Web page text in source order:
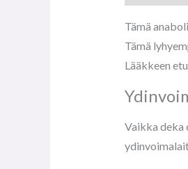
Tämä
Tämä
Lääkkeen
Vaikka deka